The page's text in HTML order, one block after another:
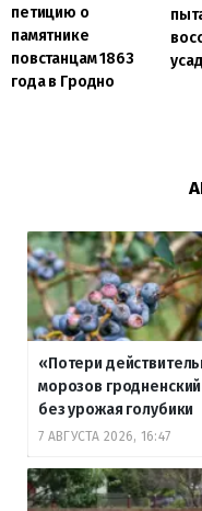
петицию о
памятнике
повстанцам 1863
года в Гродно
«Потери
морозов
без урожая голубики
7 АВГУСТА 2026, 16:47